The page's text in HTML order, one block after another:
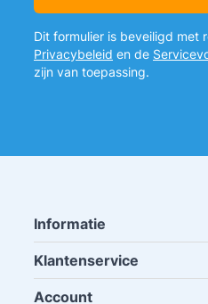
Dit formulier is beveiligd met
Privacybeleid en de
zijn van toepassing.
Informatie
Klantenservice
Account